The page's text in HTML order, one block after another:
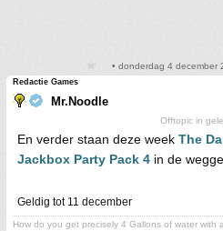
• donderdag 4 december
Redactie Games
Mr.Noodle
Offtopic in
En verder staan deze week The
Jackbox Party Pack 4 in de
Geldig tot 11 december
How do you get precisely 4 Gallons of water with